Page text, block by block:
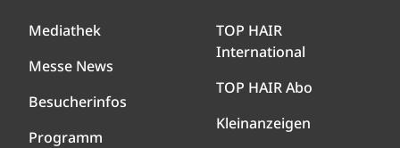
Mediathek
Messe News
Besucherinfos
Programm
TOP HAIR
International
TOP HAIR Abo
Kleinanzeigen